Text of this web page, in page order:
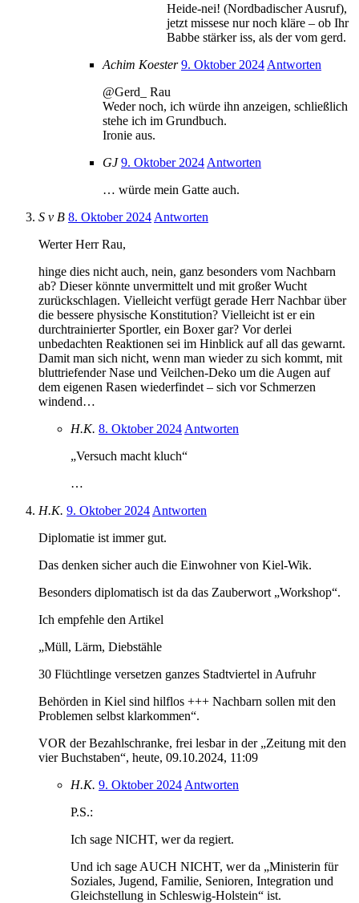
Heide-nei! (Nordbadischer Ausruf),
jetzt missese nur noch kläre – ob Ihr
Babbe stärker iss, als der vom gerd.
Achim Koester 9. Oktober 2024 Antworten
@Gerd_ Rau
Weder noch, ich würde ihn anzeigen, schließlich
stehe ich im Grundbuch.
Ironie aus.
GJ 9. Oktober 2024 Antworten
… würde mein Gatte auch.
S v B 8. Oktober 2024 Antworten
Werter Herr Rau,
hinge dies nicht auch, nein, ganz besonders vom Nachbarn
ab? Dieser könnte unvermittelt und mit großer Wucht
zurückschlagen. Vielleicht verfügt gerade Herr Nachbar über
die bessere physische Konstitution? Vielleicht ist er ein
durchtrainierter Sportler, ein Boxer gar? Vor derlei
unbedachten Reaktionen sei im Hinblick auf all das gewarnt.
Damit man sich nicht, wenn man wieder zu sich kommt, mit
bluttriefender Nase und Veilchen-Deko um die Augen auf
dem eigenen Rasen wiederfindet – sich vor Schmerzen
windend…
H.K. 8. Oktober 2024 Antworten
„Versuch macht kluch“
…
H.K. 9. Oktober 2024 Antworten
Diplomatie ist immer gut.
Das denken sicher auch die Einwohner von Kiel-Wik.
Besonders diplomatisch ist da das Zauberwort „Workshop“.
Ich empfehle den Artikel
„Müll, Lärm, Diebstähle
30 Flüchtlinge versetzen ganzes Stadtviertel in Aufruhr
Behörden in Kiel sind hilflos +++ Nachbarn sollen mit den
Problemen selbst klarkommen“.
VOR der Bezahlschranke, frei lesbar in der „Zeitung mit den
vier Buchstaben“, heute, 09.10.2024, 11:09
H.K. 9. Oktober 2024 Antworten
P.S.:
Ich sage NICHT, wer da regiert.
Und ich sage AUCH NICHT, wer da „Ministerin für
Soziales, Jugend, Familie, Senioren, Integration und
Gleichstellung in Schleswig-Holstein“ ist.